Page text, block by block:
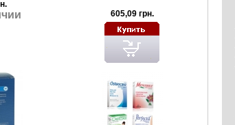
605,09 грн.